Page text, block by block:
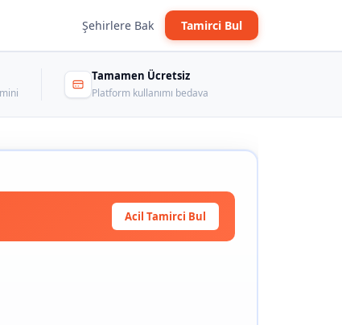
Şehirlere Bak Tamirci Bul
Tamamen Ücretsiz
Platform kullanımı bedava
Acil Tamirci Bul